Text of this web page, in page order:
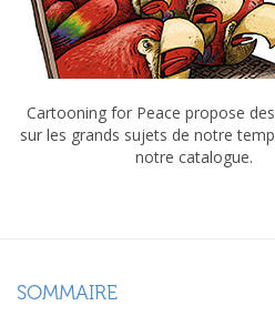
Cartooning for Peace propose
sur les grands sujets de notre
notre catalogue.
SOMMAIRE